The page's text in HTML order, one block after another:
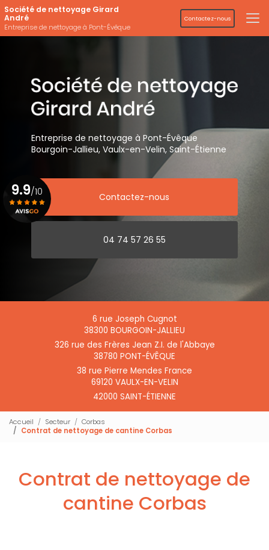
Aller
au
contenu
principal
Société de nettoyage Girard
André
Entreprise de nettoyage à Pont-Évêque
Contactez-nous
Entreprise de nettoyage à Pont-Évêque
Bourgoin-Jallieu, Vaulx-en-Velin, Saint-Étienne
Contactez-nous
04 74 57 26 55
6 rue Joseph Cugnot
38300 BOURGOIN-JALLIEU
326 rue des Frères Jean Z.I. de l'Abbaye
38780 PONT-ÉVÊQUE
38 rue Pierre Mendes France
69120 VAULX-EN-VELIN
42000 SAINT-ÉTIENNE
9.9/10
Accueil Secteur
Corbas
Contrat de nettoyage de cantine Corbas
Contrat de nettoyage de
cantine Corbas